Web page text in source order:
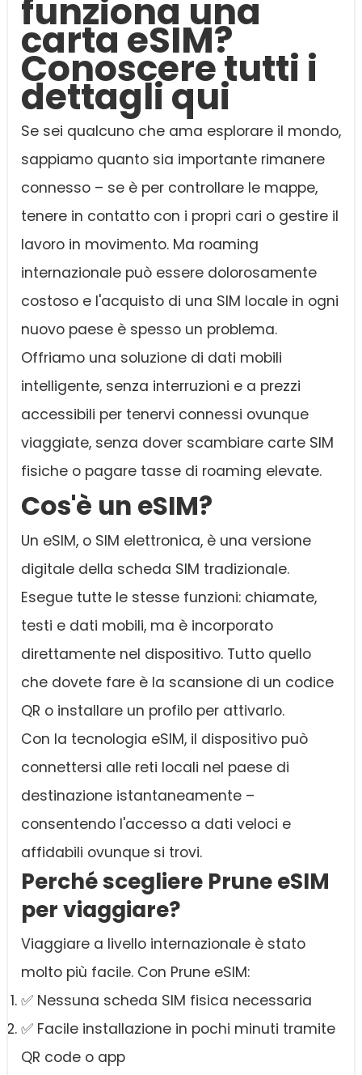
funziona una
carta eSIM?
Conoscere tutti i
dettagli qui
Se sei qualcuno che ama esplorare il mondo,
sappiamo quanto sia importante rimanere
connesso – se è per controllare le mappe,
tenere in contatto con i propri cari o gestire il
lavoro in movimento. Ma roaming
internazionale può essere dolorosamente
costoso e l'acquisto di una SIM locale in ogni
nuovo paese è spesso un problema.
Offriamo una soluzione di dati mobili
intelligente, senza interruzioni e a prezzi
accessibili per tenervi connessi ovunque
viaggiate, senza dover scambiare carte SIM
fisiche o pagare tasse di roaming elevate.
Cos'è un eSIM?
Un eSIM, o SIM elettronica, è una versione
digitale della scheda SIM tradizionale.
Esegue tutte le stesse funzioni: chiamate,
testi e dati mobili, ma è incorporato
direttamente nel dispositivo. Tutto quello
che dovete fare è la scansione di un codice
QR o installare un profilo per attivarlo.
Con la tecnologia eSIM, il dispositivo può
connettersi alle reti locali nel paese di
destinazione istantaneamente –
consentendo l'accesso a dati veloci e
affidabili ovunque si trovi.
Perché scegliere Prune eSIM
per viaggiare?
Viaggiare a livello internazionale è stato
molto più facile. Con Prune eSIM:
✅ Nessuna scheda SIM fisica necessaria
✅ Facile installazione in pochi minuti tramite
QR code o app